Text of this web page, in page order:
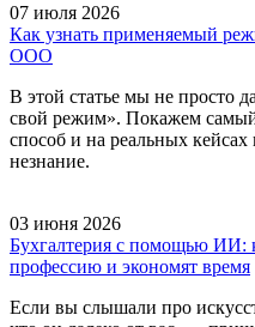
07 июля 2026
Как узнать применяемый
ООО
В этой статье мы не просто
свой режим». Покажем
способ и на реальных
незнание.
03 июня 2026
Бухгалтерия с помощью ИИ:
профессию и экономят время
Если вы слышали про